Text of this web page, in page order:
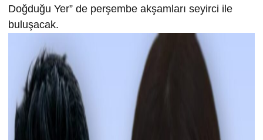
Doğduğu Yer” de perşembe akşamları seyirci ile
buluşacak.